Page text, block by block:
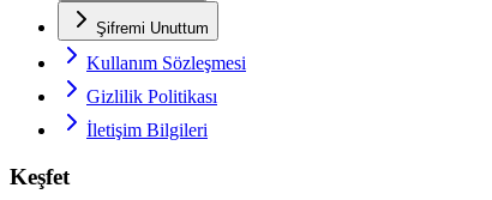
Şifremi Unuttum
Kullanım Sözleşmesi
Gizlilik Politikası
İletişim Bilgileri
Keşfet